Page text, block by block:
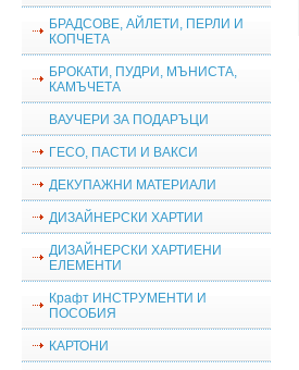
БРАДСОВЕ, АЙЛЕТИ, ПЕРЛИ И
КОПЧЕТА
БРОКАТИ, ПУДРИ, МЪНИСТА,
КАМЪЧЕТА
ВАУЧЕРИ ЗА ПОДАРЪЦИ
ГЕСО, ПАСТИ И ВАКСИ
ДЕКУПАЖНИ МАТЕРИАЛИ
ДИЗАЙНЕРСКИ ХАРТИИ
ДИЗАЙНЕРСКИ ХАРТИЕНИ
ЕЛЕМЕНТИ
Крафт ИНСТРУМЕНТИ И
ПОСОБИЯ
КАРТОНИ